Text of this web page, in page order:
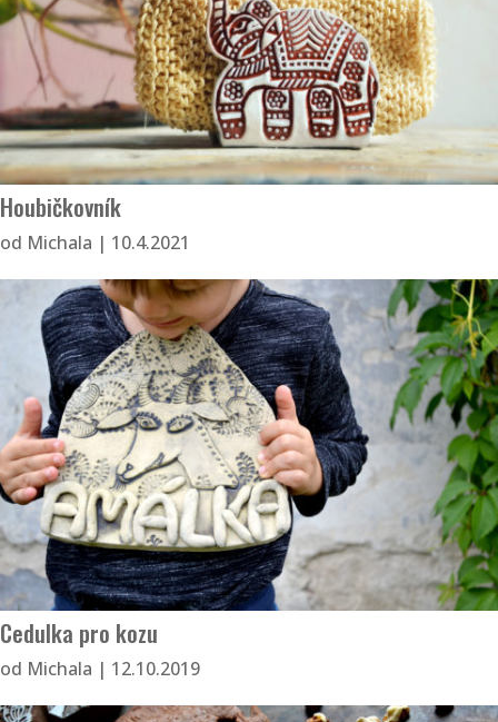
Houbičkovník
od Michala | 10.4.2021
Cedulka pro kozu
od Michala | 12.10.2019